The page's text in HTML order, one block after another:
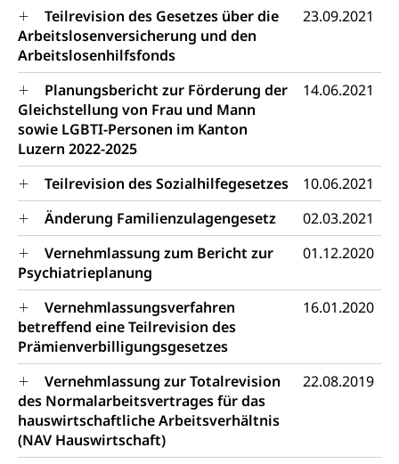
Teilrevision des Gesetzes über die
Arbeitslosenversicherung und den
Arbeitslosenhilfsfonds
23.09.2021
Planungsbericht zur Förderung der
Gleichstellung von Frau und Mann
sowie LGBTI-Personen im Kanton
Luzern 2022-2025
14.06.2021
Teilrevision des Sozialhilfegesetzes
10.06.2021
Änderung Familienzulagengesetz
02.03.2021
Vernehmlassung zum Bericht zur
Psychiatrieplanung
01.12.2020
Vernehmlassungsverfahren
betreffend eine Teilrevision des
Prämienverbilligungsgesetzes
16.01.2020
Vernehmlassung zur Totalrevision
des Normalarbeitsvertrages für das
hauswirtschaftliche Arbeitsverhältnis
(NAV Hauswirtschaft)
22.08.2019
zentras (Betrieb und Unterhalt LU, OW, NW,
ZG)
Strassenverkehrsamt
Verkehr und Infrastruktur vif
Kantonsstrassen
Persönliches
Zivilstand
Geburt, Heirat, Ehe, Partnerschaft, Tod,
Zivilstandsamt, Zivilstandsregiste
Zivilstandswesen
Adoption
Adoptivkind, Adoptiveltern, Adoptionsvermittlung,
Adoptionsverfahren, elterliche Gewalt, elterliche
Sorge
Adoption
Aufenthaltsbewilligungen
Niederlassungsbewilligung, Aufenthalt,
Niederlassung, Wohnsitz
Amt für Migration
Ausweise und Bescheinigungen
Reisepass, Identitätskarte, Visum, Geburtsurkunde
Jagdausweis, Fischereiausweis
Einbürgerung